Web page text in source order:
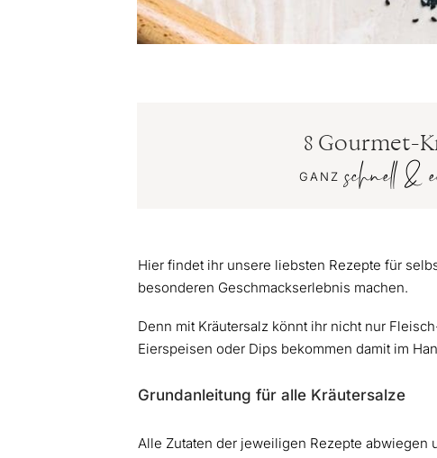
8 Gourmet-
GANZschnell &
Hier findet ihr unsere liebsten Rezepte für
besonderen Geschmackserlebnis machen.
Denn mit Kräutersalz könnt ihr nicht nur
Eierspeisen oder Dips bekommen damit im
Grundanleitung für alle Kräutersalze
Alle Zutaten der jeweiligen Rezepte abwiegen